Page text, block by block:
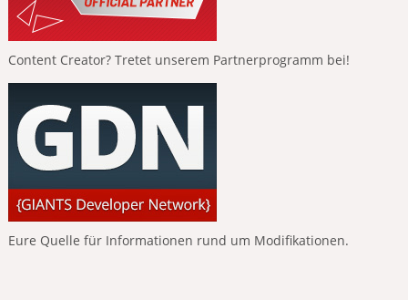
Content Creator? Tretet unserem Partnerprogramm bei!
Eure Quelle für Informationen rund um Modifikationen.